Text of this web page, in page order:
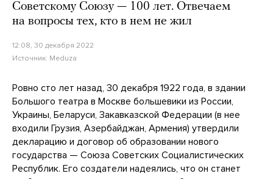
Советскому Союзу — 100 лет. Отвечаем
на вопросы тех, кто в нем не жил
12:08, 30 декабря 2022
Источник: Meduza
Ровно сто лет назад, 30 декабря 1922 года, в здании
Большого театра в Москве большевики из России,
Украины, Беларуси, Закавказской Федерации (в нее
входили Грузия, Азербайджан, Армения) утвердили
декларацию и договор об образовании нового
государства — Союза Советских Социалистических
Республик. Его создатели надеялись, что он станет